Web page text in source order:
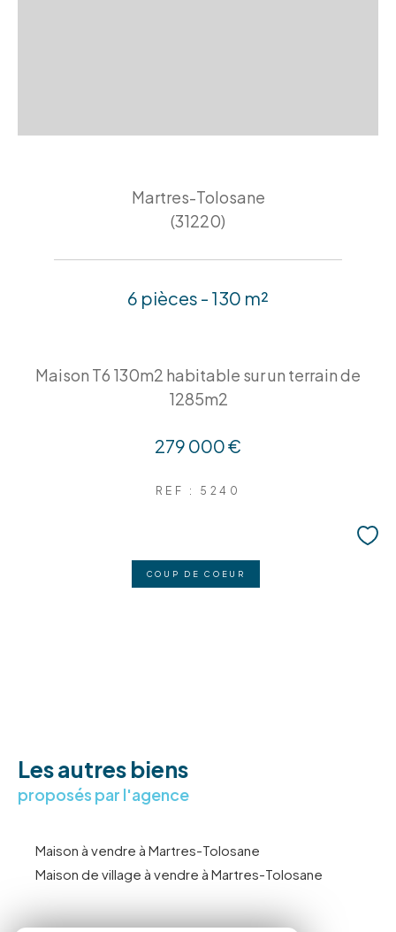
Martres-Tolosane
(31220)
6 pièces - 130 m²
Maison T6 130m2 habitable sur un terrain de
1285m2
279 000 €
REF : 5240
COUP DE COEUR
Les autres biens
proposés par l'agence
Maison à vendre à Martres-Tolosane
Maison de village à vendre à Martres-Tolosane